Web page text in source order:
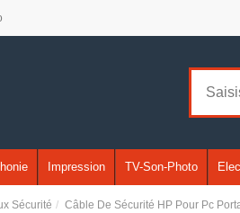
Impression TV-Son-Photo
Sécurité Câble De Sécurité HP Pour Pc